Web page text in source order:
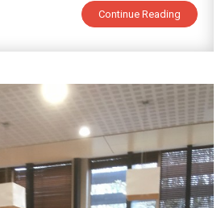
Médias
Au
Continue Reading